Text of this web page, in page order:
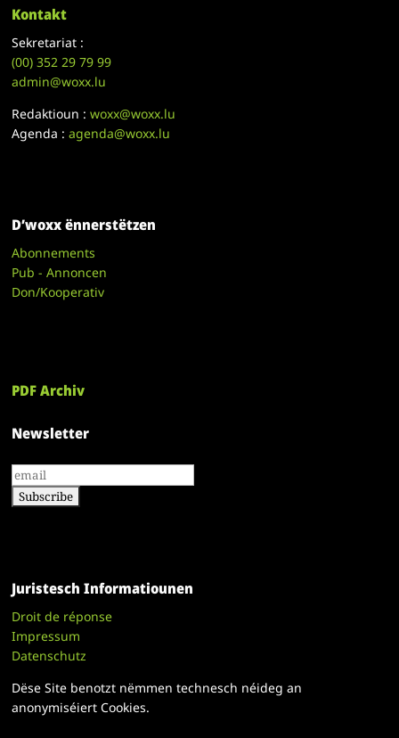
Kontakt
Sekretariat :
(00)352 29 79 99
admin@woxx.lu
Redaktioun :woxx@woxx.lu
Agenda :agenda@woxx.lu
D’woxx ënnerstëtzen
Abonnements
Pub - Annoncen
Don/Kooperativ
PDF Archiv
Newsletter
Juristesch Informatiounen
Droit de réponse
Impressum
Datenschutz
Dëse Site benotzt nëmmen technesch néideg an
anonymiséiert Cookies.